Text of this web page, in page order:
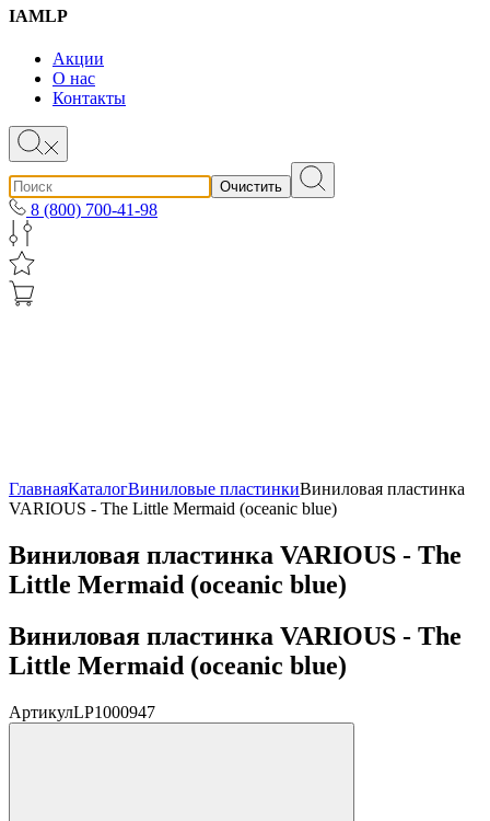
IAMLP
Акции
О нас
Контакты
Очистить
8 (800) 700-41-98
ГлавнаяКаталогВиниловые пластинкиВиниловая пластинка
VARIOUS - The Little Mermaid (oceanic blue)
Виниловая пластинка VARIOUS - The
Little Mermaid (oceanic blue)
Виниловая пластинка VARIOUS - The
Little Mermaid (oceanic blue)
АртикулLP1000947